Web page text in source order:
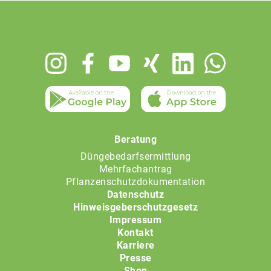
Beratung
Düngebedarfsermittlung
Mehrfachantrag
Pflanzenschutzdokumentation
Datenschutz
Hinweisgeberschutzgesetz
Impressum
Kontakt
Karriere
Presse